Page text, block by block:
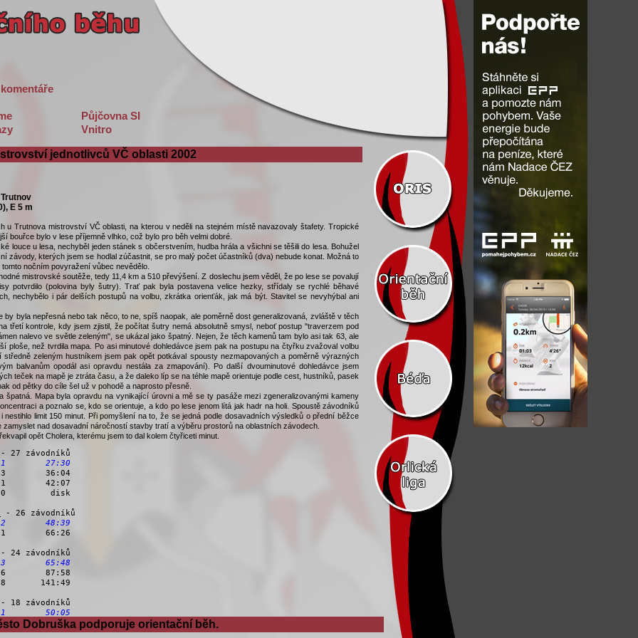
Půjčovna SI
Vnitro
Dobruška podporuje orientační běh.